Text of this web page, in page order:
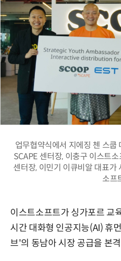
업무협약식에서 지에징 첸 스쿱
SCAPE 센터장, 이충구 이스트
센터장, 이민기 이큐비알 대표
소프
이스트소프트가 싱가포르 교
시간 대화형 인공지능(AI) 휴
브'의 동남아 시장 공급을 본